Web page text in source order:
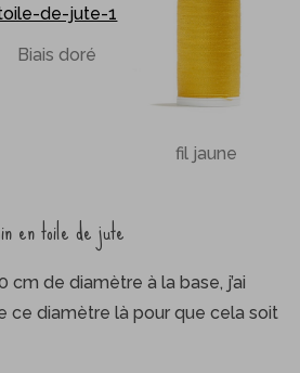
Biais doré
fil jaune
en toile de jute
cm de diamètre à la base, j’ai
ce diamètre là pour que cela soit